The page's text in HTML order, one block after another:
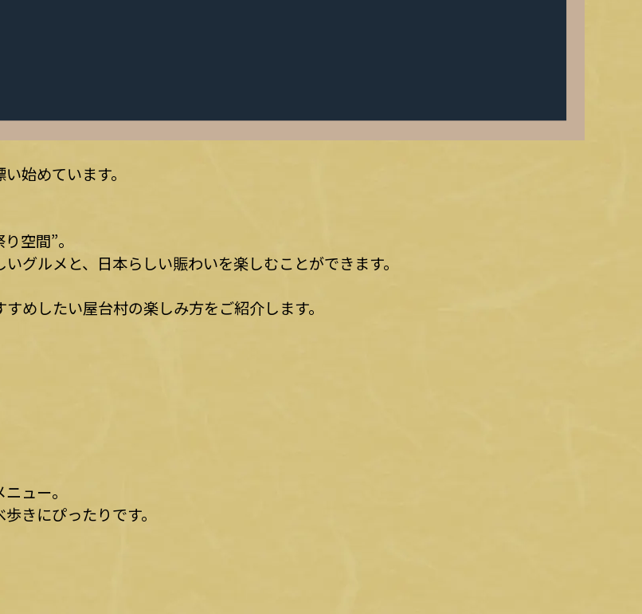
始めています。
空間”。
グルメと、日本らしい賑わいを楽しむことができます。
めしたい屋台村の楽しみ方をご紹介します。
ュー。
きにぴったりです。